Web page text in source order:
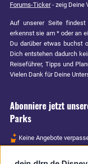
Forums-Ticker- zeig Deine
Auf unserer Seite
erkennst sie am * oder an
Du darüber etwas buchst
Dich entstehen dadurch
Reiseführer, Tipps und
Vielen Dank für Deine
Abonniere jetzt
Parks
Keine Angebote